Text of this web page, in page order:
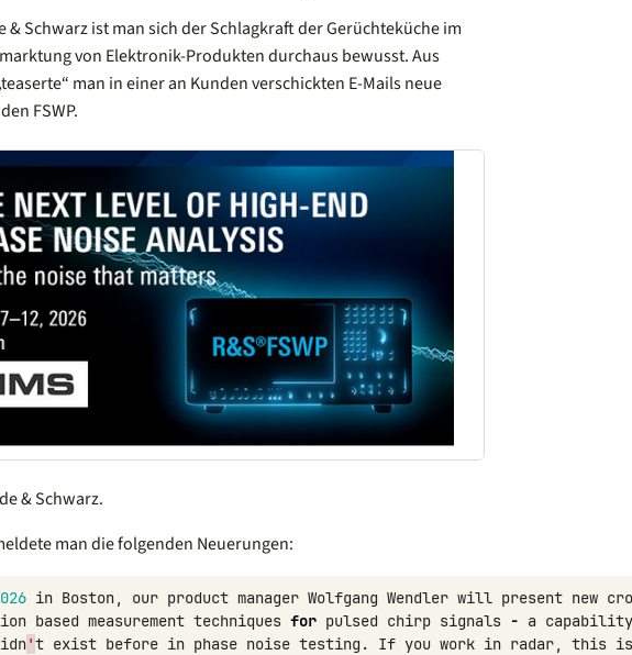
& Schwarz ist man sich der Schlagkraft der Gerüchteküche im
von Elektronik-Produkten durchaus bewusst. Aus
man in einer an Kunden verschickten E-Mails neue
FSWP.
& Schwarz.
man die folgenden Neuerungen:
in Boston, our product manager Wolfgang Wendler will present new
based measurement techniques for pulsed chirp signals - a capability
't exist before in phase noise testing . If you work in radar, this is